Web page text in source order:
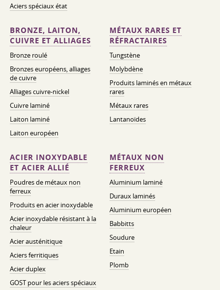
Aciers spéciaux état
BRONZE, LAITON,
CUIVRE ET ALLIAGES
Bronze roulé
Bronzes européens, alliages
de cuivre
Alliages cuivre-nickel
Cuivre laminé
Laiton laminé
Laiton européen
MÉTAUX RARES ET
RÉFRACTAIRES
Tungstène
Molybdène
Produits laminés en métaux
rares
Métaux rares
Lantanoïdes
ACIER INOXYDABLE
ET ACIER ALLIÉ
Poudres de métaux non
ferreux
Produits en acier inoxydable
Acier inoxydable résistant à la
chaleur
Acier austénitique
Aciers ferritiques
Acier duplex
GOST pour les aciers spéciaux
MÉTAUX NON
FERREUX
Aluminium laminé
Duraux laminés
Aluminium européen
Babbitts
Soudure
Etain
Plomb